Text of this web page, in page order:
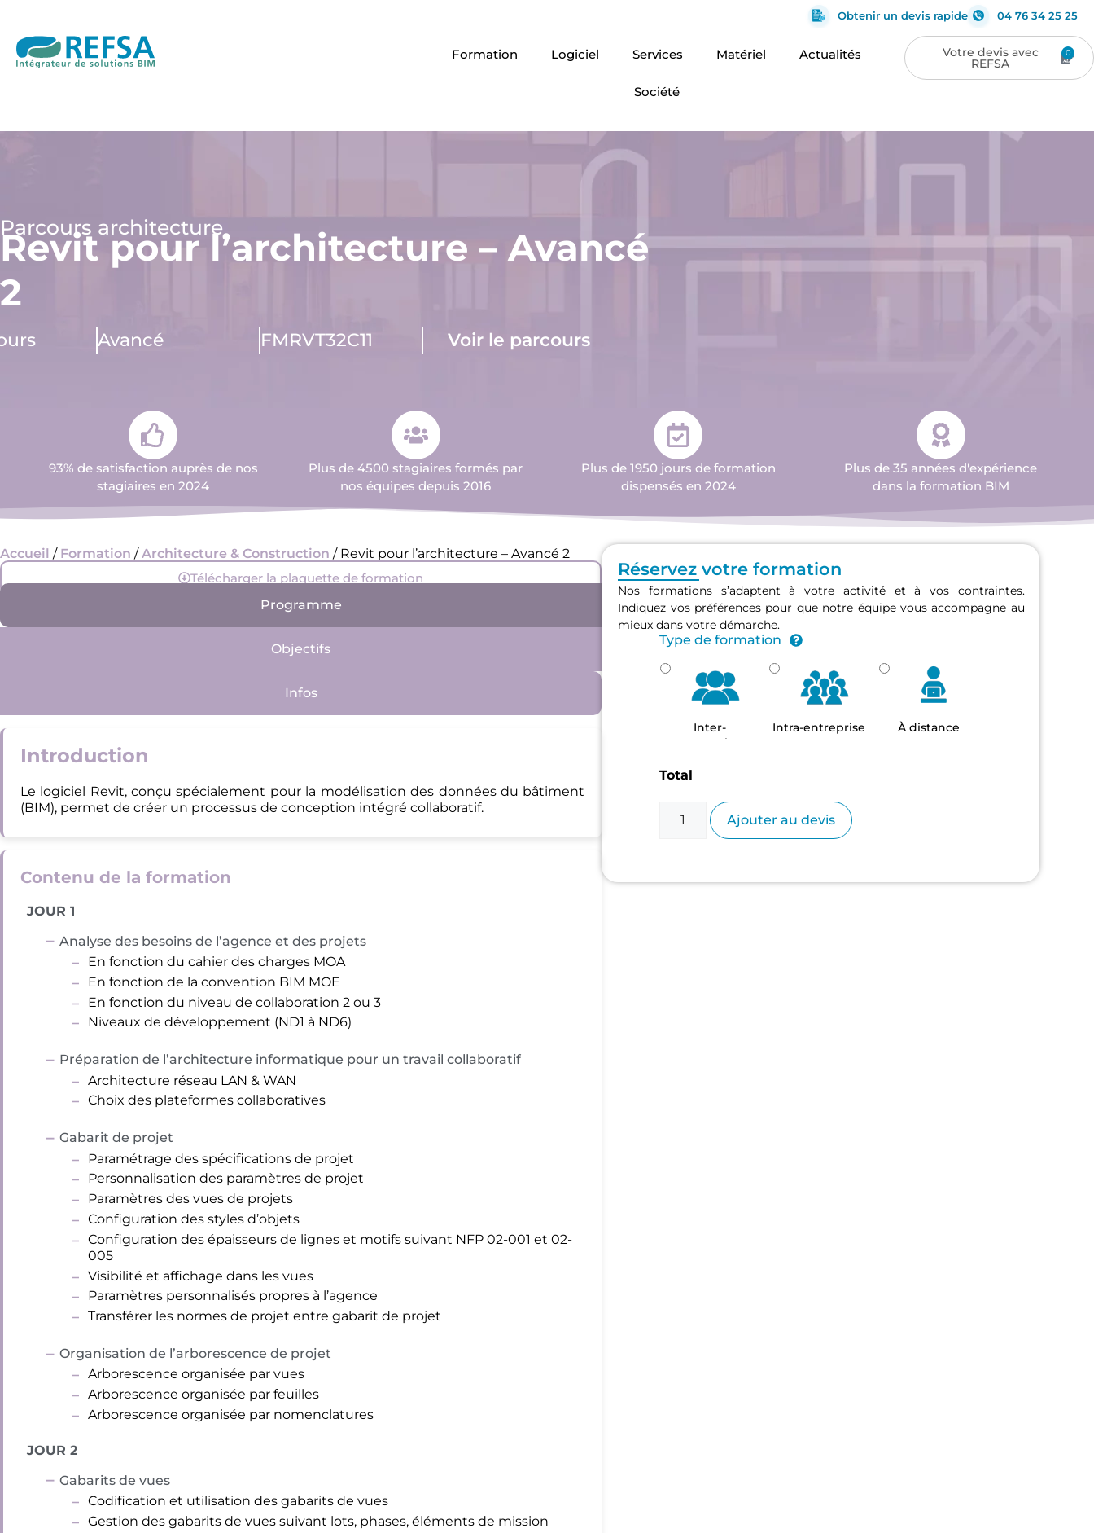
Obtenir un devis rapide 04 76 34 25 25
Formation Logiciel Services Matériel Actualités
Société
0
Parcours architecture
Revit pour l’architecture – Avancé
2
Avancé FMRVT32C11 Voir le parcours
93% de satisfaction auprès de nos
stagiaires en 2024
Plus de 4500 stagiaires formés par
nos équipes depuis 2016
Plus de 1950 jours de formation
dispensés en 2024
Plus de 35 années d'expérience
dans la formation BIM
Accueil / Formation /Architecture & Construction / Revit pour l’architecture – Avancé 2
Télécharger la plaquette de formation
Programme
Objectifs
Infos
Introduction
Le logiciel Revit, conçu spécialement pour la modélisation des données du bâtiment
(BIM), permet de créer un processus de conception intégré collaboratif.
Contenu de la formation
JOUR 1
Analyse des besoins de l’agence et des projets
En fonction du cahier des charges MOA
En fonction de la convention BIM MOE
En fonction du niveau de collaboration 2 ou 3
Niveaux de développement (ND1 à ND6)
Préparation de l’architecture informatique pour un travail collaboratif
Architecture réseau LAN & WAN
Choix des plateformes collaboratives
Gabarit de projet
Paramétrage des spécifications de projet
Personnalisation des paramètres de projet
Paramètres des vues de projets
Configuration des styles d’objets
Configuration des épaisseurs de lignes et motifs suivant NFP 02-001 et 02-
005
Visibilité et affichage dans les vues
Paramètres personnalisés propres à l’agence
Transférer les normes de projet entre gabarit de projet
Organisation de l’arborescence de projet
Arborescence organisée par vues
Arborescence organisée par feuilles
Arborescence organisée par nomenclatures
JOUR 2
Gabarits de vues
Codification et utilisation des gabarits de vues
Gestion des gabarits de vues suivant lots, phases, éléments de mission
Réservez votre formation
Nos formations s’adaptent à votre activité et à vos contraintes.
Indiquez vos préférences pour que notre équipe vous accompagne au
mieux dans votre démarche.
Type de formation
Inter-
entreprise
Intra-entreprise À distance
Total
Ajouter au devis